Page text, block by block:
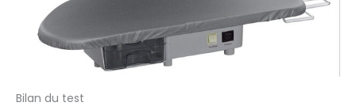
durent beaucoup plus
longtemps. Plusieurs
réglages de séchage
Bilan du test